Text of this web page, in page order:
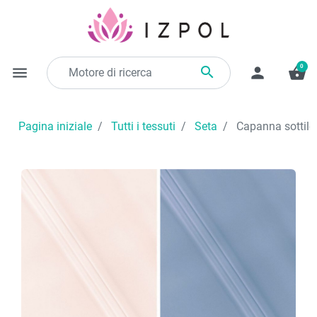
menu  person shopping_basket
0
Pagina iniziale Tutti i tessuti Seta Capanna